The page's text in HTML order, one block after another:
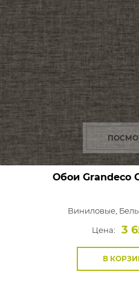
Обои Grandeco
Виниловые,
Цена:
3
В